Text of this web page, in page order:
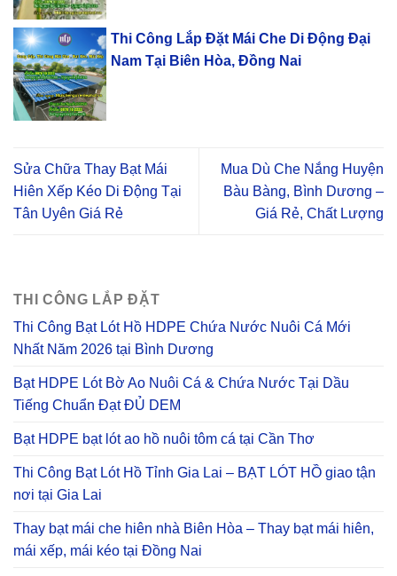
Thi Công Lắp Đặt Mái Che Di Động Đại
Nam Tại Biên Hòa, Đồng Nai
Sửa Chữa Thay Bạt Mái
Hiên Xếp Kéo Di Động Tại
Tân Uyên Giá Rẻ
Mua Dù Che Nắng Huyện
Bàu Bàng, Bình Dương –
Giá Rẻ, Chất Lượng
THI CÔNG LẮP ĐẶT
Thi Công Bạt Lót Hồ HDPE Chứa Nước Nuôi Cá Mới
Nhất Năm 2026 tại Bình Dương
Bạt HDPE Lót Bờ Ao Nuôi Cá & Chứa Nước Tại Dầu
Tiếng Chuẩn Đạt ĐỦ DEM
Bạt HDPE bạt lót ao hồ nuôi tôm cá tại Cần Thơ
Thi Công Bạt Lót Hồ Tỉnh Gia Lai – BẠT LÓT HỒ giao tận
nơi tại Gia Lai
Thay bạt mái che hiên nhà Biên Hòa – Thay bạt mái hiên,
mái xếp, mái kéo tại Đồng Nai